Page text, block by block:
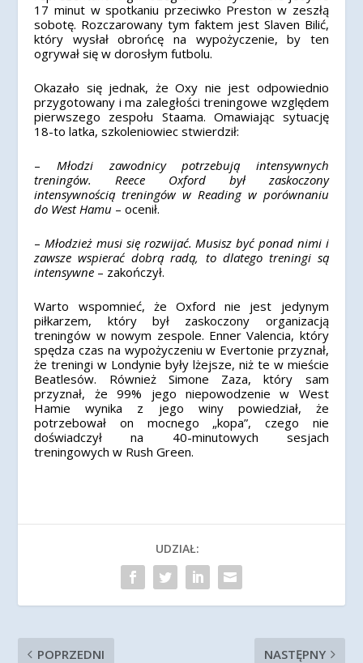
17 minut w spotkaniu przeciwko Preston w zeszłą
sobotę. Rozczarowany tym faktem jest Slaven Bilić,
który wysłał obrońcę na wypożyczenie, by ten
ogrywał się w dorosłym futbolu.
Okazało się jednak, że Oxy nie jest odpowiednio
przygotowany i ma zaległości treningowe względem
pierwszego zespołu Staama. Omawiając sytuację
18-to latka, szkoleniowiec stwierdził:
– Młodzi zawodnicy potrzebują intensywnych
treningów. Reece Oxford był zaskoczony
intensywnością treningów w Reading w porównaniu
do West Hamu – ocenił.
–Młodzież musi się rozwijać. Musisz być ponad nimi i
zawsze wspierać dobrą radą, to dlatego treningi są
intensywne – zakończył.
Warto wspomnieć, że Oxford nie jest jedynym
piłkarzem, który był zaskoczony organizacją
treningów w nowym zespole. Enner Valencia, który
spędza czas na wypożyczeniu w Evertonie przyznał,
że treningi w Londynie były lżejsze, niż te w mieście
Beatlesów. Również Simone Zaza, który sam
przyznał, że 99% jego niepowodzenie w West
Hamie wynika z jego winy powiedział, że
potrzebował on mocnego „kopa”, czego nie
doświadczył na 40-minutowych sesjach
treningowych w Rush Green.
UDZIAŁ:
POPRZEDNI NASTĘPNY